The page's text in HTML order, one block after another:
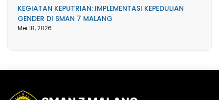
KEGIATAN KEPUTRIAN: IMPLEMENTASI KEPEDULIAN
GENDER DI SMAN 7 MALANG
Mei 18, 2026